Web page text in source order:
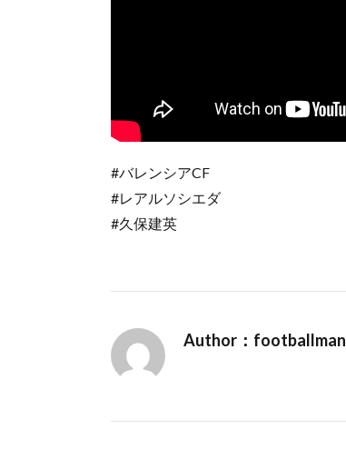
#バレンシアCF
#レアルソシエダ
#久保建英
Author：footballman